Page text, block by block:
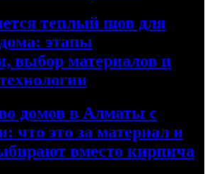
теплый шов для
этапы
выбор материалов и
домов в Алматы с
что это за материал и
вместо кирпича